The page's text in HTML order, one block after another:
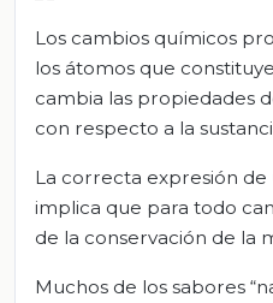
Los cambios químicos
los átomos que
cambia las propiedades
con respecto a la
La correcta expresión
implica que para todo
de la conservación de la
Muchos de los sabores